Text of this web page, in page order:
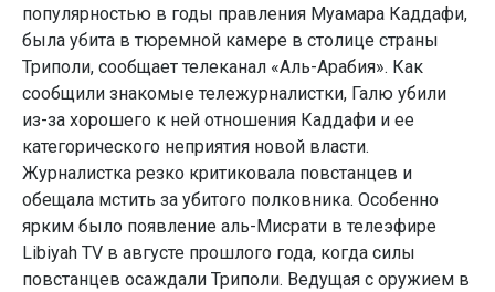
популярностью в годы правления Муамара Каддафи,
была убита в тюремной камере в столице страны
Триполи, сообщает телеканал «Аль-Арабия». Как
сообщили знакомые тележурналистки, Галю убили
из-за хорошего к ней отношения Каддафи и ее
категорического неприятия новой власти.
Журналистка резко критиковала повстанцев и
обещала мстить за убитого полковника. Особенно
ярким было появление аль-Мисрати в телеэфире
Libiyah TV в августе прошлого года, когда силы
повстанцев осаждали Триполи. Ведущая с оружием в